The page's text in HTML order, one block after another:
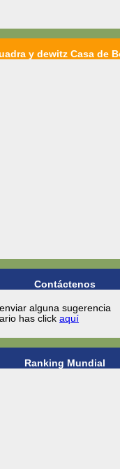
y dewitz Casa de
Contáctenos
alguna sugerencia
has click aquí
Ranking Mundial